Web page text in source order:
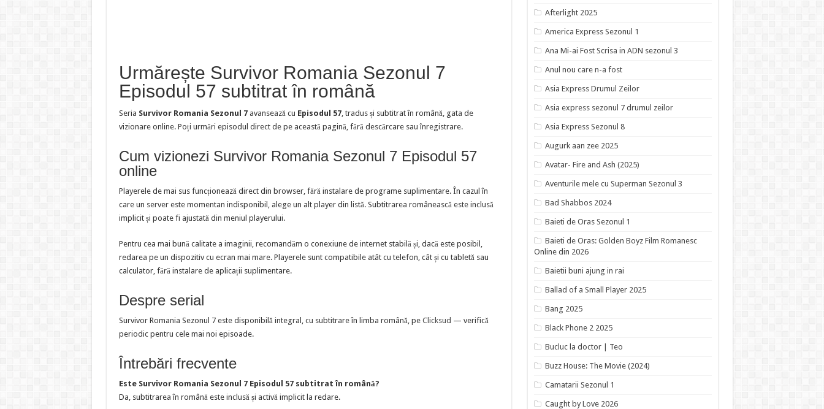
Urmărește Survivor Romania Sezonul 7
Episodul 57 subtitrat în română
Seria Survivor Romania Sezonul 7avansează cu Episodul 57, tradus și subtitrat în română, gata de
vizionare online. Poți urmări episodul direct de pe această pagină, fără descărcare sau înregistrare.
Cum vizionezi Survivor Romania Sezonul 7 Episodul 57
online
Playerele de mai sus funcționează direct din browser, fără instalare de programe suplimentare. În cazul în
care un server este momentan indisponibil, alege un alt player din listă. Subtitrarea românească este inclusă
implicit și poate fi ajustată din meniul playerului.
Pentru cea mai bună calitate a imaginii, recomandăm o conexiune de internet stabilă și, dacă este posibil,
redarea pe un dispozitiv cu ecran mai mare. Playerele sunt compatibile atât cu telefon, cât și cu tabletă sau
calculator, fără instalare de aplicații suplimentare.
Despre serial
Survivor Romania Sezonul 7 este disponibilă integral, cu subtitrare în limba română, pe Clicksud — verifică
periodic pentru cele mai noi episoade.
Întrebări frecvente
Este Survivor Romania Sezonul 7 Episodul 57 subtitrat în română?
Da, subtitrarea în română este inclusă și activă implicit la redare.
Afterlight 2025
America Express Sezonul 1
Ana Mi-ai Fost Scrisa in ADN sezonul 3
Anul nou care n-a fost
Asia Express Drumul Zeilor
Asia express sezonul 7 drumul zeilor
Asia Express Sezonul 8
Augurk aan zee 2025
Avatar- Fire and Ash (2025)
Aventurile mele cu Superman Sezonul 3
Bad Shabbos 2024
Baieti de Oras Sezonul 1
Baieti de Oras: Golden Boyz Film Romanesc
Online din 2026
Baietii buni ajung in rai
Ballad of a Small Player 2025
Bang 2025
Black Phone 2 2025
Bucluc la doctor | Teo
Buzz House: The Movie (2024)
Camatarii Sezonul 1
Caught by Love 2026